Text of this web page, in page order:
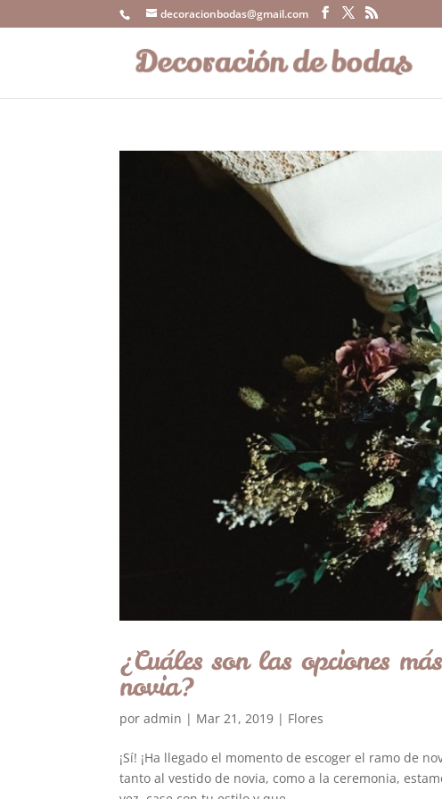
decoracionbodas@gmail.com
¿Cuáles son las opciones
novia?
poradmin | Mar 21, 2019 | Flores
¡Sí! ¡Ha llegado el momento de escoger el ramo de
tanto al vestido de novia, como a la ceremonia,